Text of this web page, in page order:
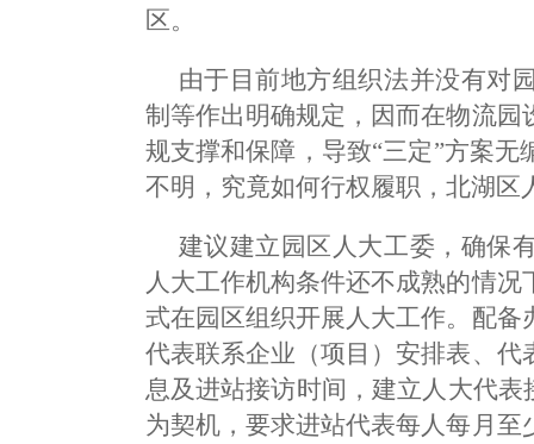
区。
由于目前地方组织法并没有对
制等作出明确规定，因而在物流
规支撑和保障，导致“三定”方案
不明，究竟如何行权履职，北湖区
建议建立园区人大工委，确保
人大工作机构条件还不成熟的情
式在园区组织开展人大工作。配
代表联系企业（项目）安排表、
息及进站接访时间，建立人大代
为契机，要求进站代表每人每月